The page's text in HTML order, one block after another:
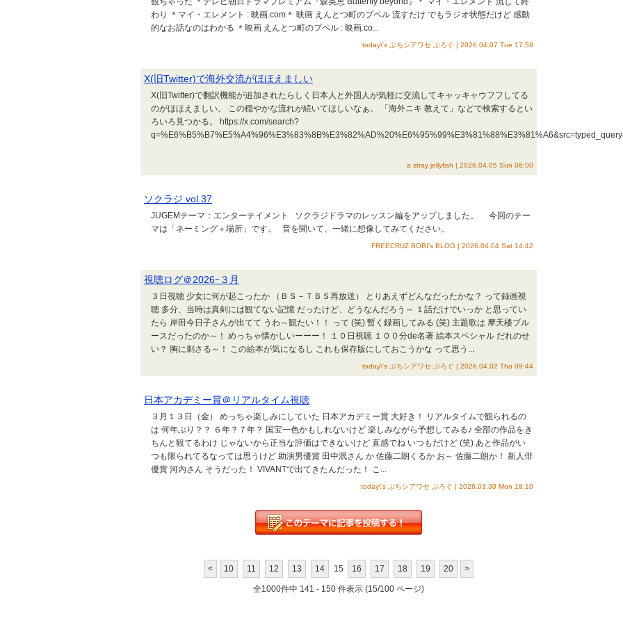
わり ＊マイ・エレメント : 映画.com＊ 映画 えんとつ町のプペル 流すだけ でもラジオ状態だけど 感動
的なお話なのはわかる ＊映画 えんとつ町のプペル : 映画.co...
today\'s ぷちシアワセ ぶろぐ | 2026.04.07 Tue 17:59
X(旧Twitter)で海外交流がほほえましい
X(旧Twitter)で翻訳機能が追加されたらしく日本人と外国人が気軽に交流してキャッキャウフフしてる
のがほほえましい。 この穏やかな流れが続いてほしいなぁ。 「海外ニキ 教えて」などで検索するとい
ろいろ見つかる。 https://x.com/search?
a stray jellyfish | 2026.04.05 Sun 06:00
ソクラジ vol.37
JUGEMテーマ：エンターテイメント ソクラジドラマのレッスン編をアップしました。 今回のテー
マは「ネーミング＋場所」です。 音を聞いて、一緒に想像してみてください。
FREECRUZ BOBI’s BLOG | 2026.04.04 Sat 14:42
視聴ログ＠2026ｰ３月
３日視聴 少女に何が起こったか （ＢＳ－ＴＢＳ再放送） とりあえずどんなだったかな？ って録画視
聴 多分、当時は真剣には観てない記憶 だったけど、どうなんだろう～ １話だけでいっか と思ってい
たら 岸田今日子さんが出てて うわ～観たい！！ って (笑) 暫く録画してみる (笑) 主題歌は 摩天楼ブル
ースだったのか～！ めっちゃ懐かしいーーー！ １０日視聴 １００分de名著 絵本スペシャル だれのせ
い？ 胸に刺さる～！ この絵本が気になるし これも保存版にしておこうかな って思う...
today\'s ぷちシアワセ ぶろぐ | 2026.04.02 Thu 09:44
日本アカデミー賞＠リアルタイム視聴
３月１３日（金） めっちゃ楽しみにしていた 日本アカデミー賞 大好き！ リアルタイムで観られるの
は 何年ぶり？？ ６年？７年？ 国宝一色かもしれないけど 楽しみながら予想してみる♪ 全部の作品をき
ちんと観てるわけ じゃないから正当な評価はできないけど 直感でね いつもだけど (笑) あと作品がい
つも限られてるなっては思うけど 助演男優賞 田中泯さん か 佐藤二朗くるか お～ 佐藤二朗か！ 新人俳
優賞 河内さん そうだった！ VIVANTで出てきたんだった！ こ...
today\'s ぷちシアワセ ぶろぐ | 2026.03.30 Mon 18:10
< 10 11 12 13 14 15 16 17 18 19 20 >
全1000件中 141 - 150 件表示 (15/100 ページ)